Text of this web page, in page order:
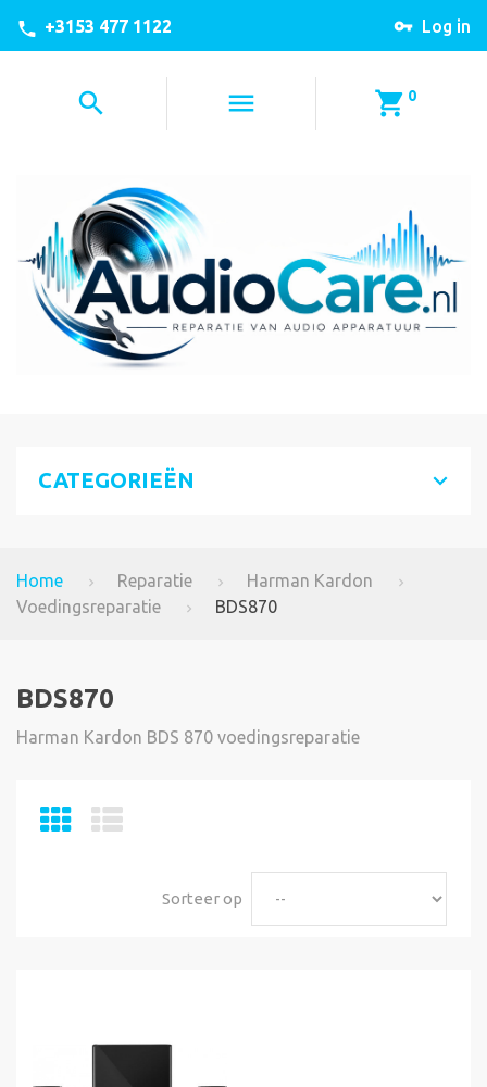
Log in
+3153 477 1122
0
CATEGORIEËN
Home Reparatie
Harman Kardon
Voedingsreparatie
BDS870
BDS870
Harman Kardon BDS 870 voedingsreparatie
Sorteer op